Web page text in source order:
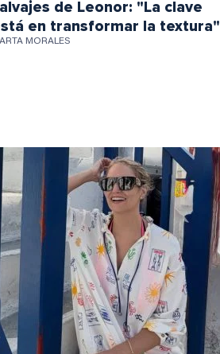
de Leonor: "La clave
en transformar la textura"
MORALES